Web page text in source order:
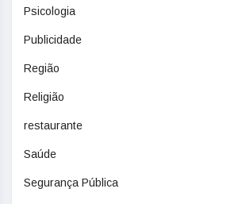
Psicologia
Publicidade
Região
Religião
restaurante
Saúde
Segurança Pública